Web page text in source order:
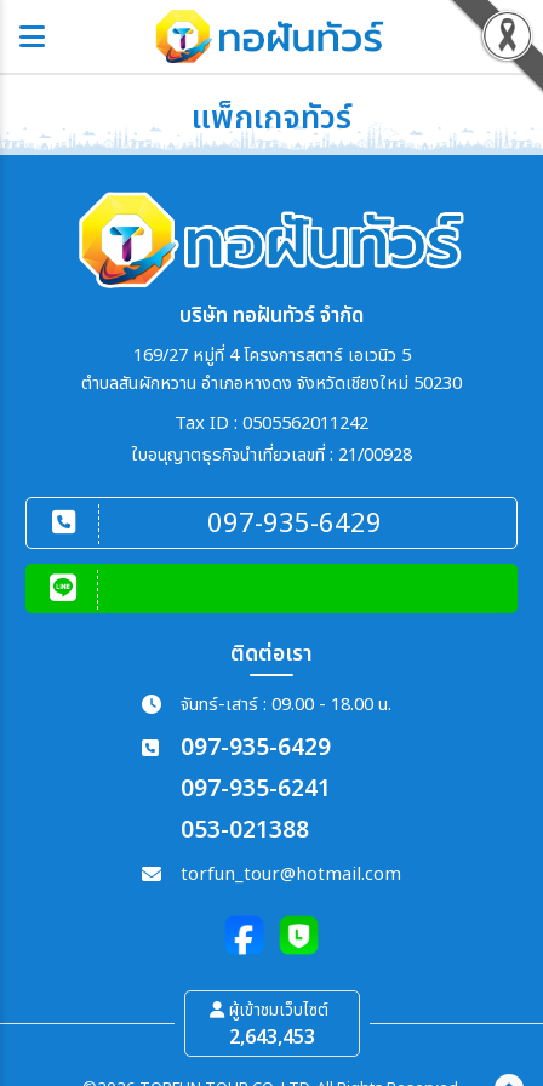
แพ็กเกจทัวร์
บริษัท ทอฝันทัวร์ จำกัด
169/27 หมู่ที่ 4 โครงการสตาร์ เอเวนิว 5
ตำบลสันผักหวาน อำเภอหางดง จังหวัดเชียงใหม่ 50230
Tax ID : 0505562011242
ใบอนุญาตธุรกิจนำเที่ยวเลขที่ : 21/00928
097-935-6429
ติดต่อเรา
จันทร์-เสาร์ : 09.00 - 18.00 น.
097-935-6429
097-935-6241
053-021388
torfun_tour@hotmail.com
ผู้เข้าชมเว็บไซต์
2,643,453